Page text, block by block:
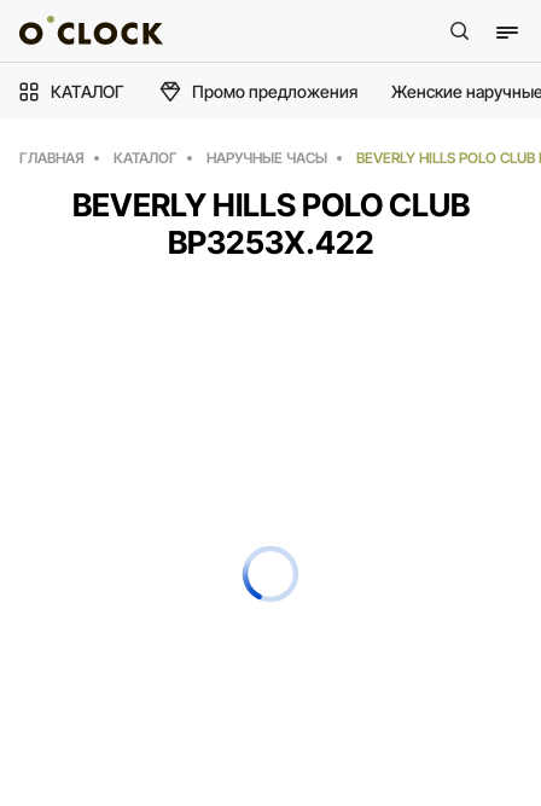
КАТАЛОГ Промо предложения Женские
ГЛАВНАЯ КАТАЛОГ НАРУЧНЫЕ ЧАСЫ BEVERLY HILLS POLO
BEVERLY HILLS POLO CLUB
BP3253X.422